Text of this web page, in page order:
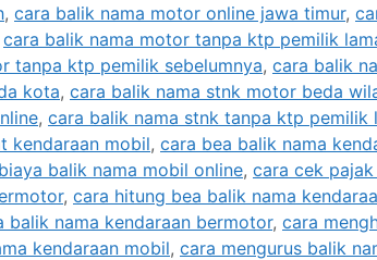
, cara balik nama motor online jawa timur,
cara balik nama motor tanpa ktp pemilik
tanpa ktp pemilik sebelumnya, cara balik
kota, cara balik nama stnk motor beda
, cara balik nama stnk tanpa ktp pemilik
kendaraan mobil, cara bea balik nama
balik nama mobil online, cara cek
, cara hitung bea balik nama
balik nama kendaraan bermotor, cara
kendaraan mobil, cara mengurus balik